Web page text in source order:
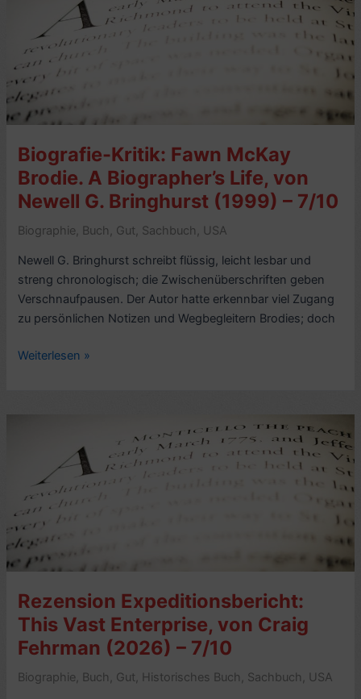
Gisela
Freisinger
(2005)
–
6/10
Biografie-Kritik: Fawn McKay
Brodie. A Biographer’s Life, von
Newell G. Bringhurst (1999) – 7/10
Biographie, Buch , Gut, Sachbuch , USA
Newell G. Bringhurst schreibt flüssig, leicht lesbar und
streng chronologisch; die Zwischenüberschriften geben
Verschnaufpausen. Der Autor hatte erkennbar viel Zugang
zu persönlichen Notizen und Wegbegleitern Brodies; doch
Biografie-
Biographer’s
Life,
von
Newell
G.
Bringhurst
–
7/10
Weiterlesen »
Rezension Expeditionsbericht:
This Vast Enterprise, von Craig
Fehrman (2026) – 7/10
Biographie, Buch , Gut, Historisches Buch , Sachbuch , USA